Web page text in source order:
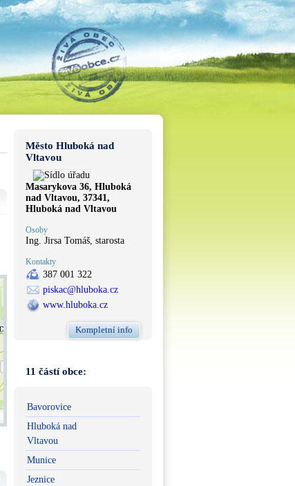
Město Hluboká nad
Vltavou
Masarykova 36, Hluboká
nad Vltavou, 37341,
Hluboká nad Vltavou
Osoby
Ing. Jirsa Tomáš, starosta
Kontakty
387 001 322
piskac@hluboka.cz
www.hluboka.cz
Kompletní info
11 částí obce:
Bavorovice
Hluboká nad
Vltavou
Munice
Jeznice